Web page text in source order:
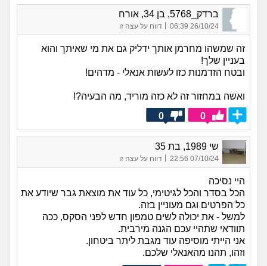
ברדק_5768, בן 34, אורח
26/10/24 06:39 דווח על עצה זו
זה שמשהו מחרמן אותך ידליק גם את מי שאיתך והוא
בעניין שלך!
ובטח הזדמנות כזו לעשות אנאלי - מדהים!
ואשה במחזור זה לא כזה מוריד, מה הבעיה?!
0
0
שי 1989, בת 35
07/10/24 22:56 דווח על עצה זו
היי נסיכה
הכל בסדר והכל לגיטימי, כל עוד את מוצאת גבר שיודע את
כל הפרטים וגם מעוניין בזה.
למשל - את יכולה לשים טמפון חדש לפני הסקס, ככה
תוודאי שתהיי עכם הגנה מירבית.
אני הייתי מוסיפה עוד מגבת ליתר ביטחון.
וזהו, תהנו מהאנאלי שלכם.